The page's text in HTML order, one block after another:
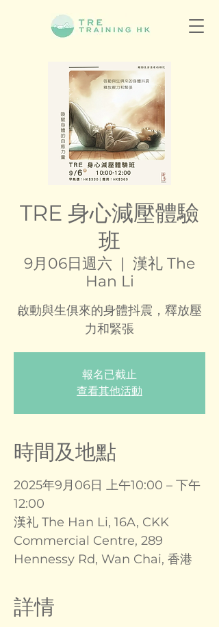
TRE 身心減壓體驗
班
9月06日週六
  |
漢礼 The
Han Li
啟動與生俱來的身體抖震，釋放壓
力和緊張
報名已截止
查看其他活動
時間及地點
2025年9月06日 上午10:00 – 下午
12:00
漢礼 The Han Li, 16A, CKK
Commercial Centre, 289
Hennessy Rd, Wan Chai, 香港
詳情